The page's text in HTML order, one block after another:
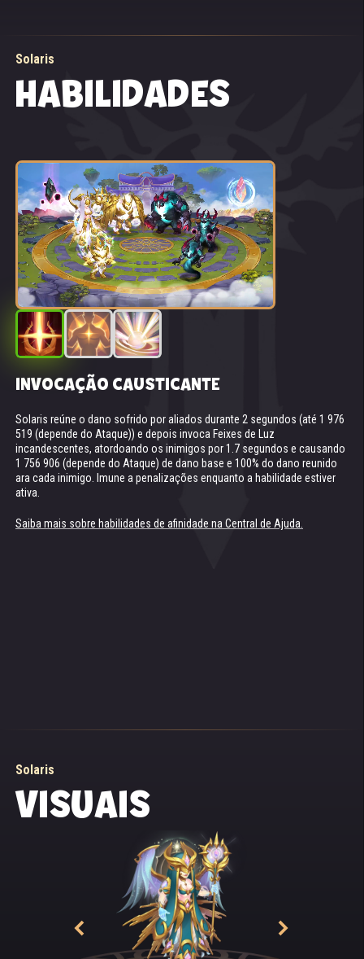
Solaris
HABILIDADES
INVOCAÇÃO CAUSTICANTE
Solaris reúne o dano sofrido por aliados durante 2 segundos (até 1 976
519 (depende do Ataque)) e depois invoca Feixes de Luz
incandescentes, atordoando os inimigos por 1.7 segundos e causando
1 756 906 (depende do Ataque) de dano base e 100% do dano reunido
ara cada inimigo. Imune a penalizações enquanto a habilidade estiver
ativa.
Saiba mais sobre habilidades de afinidade na Central de Ajuda.
INVOCAÇÃO DE LUZ
Solaris invoca o poder da Luz, aumentando a vida máxima e atual dos
aliados em 6.7% de sua vida base até o final da batalha.
Saiba mais sobre habilidades de afinidade na Central de Ajuda.
SUPERNOVA (TOTEM DO ESPÍRITO DE LUZ)
Disponível se a sua equipe tiver pelo menos 2 Titãs de Luz no campo de
batalha.
Conjura uma Supernova no campo de batalha que se comprime ao
longo de 5 segundos. Durante esse período, a Vida dos Titãs aliados
não pode ser reduzida abaixo de 1. Depois disso, a Supernova explode,
causando dano a todos os inimigos.
Solaris
VISUAIS